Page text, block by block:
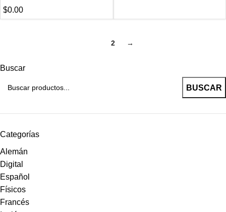
Buscar
BUSCAR
Categorías
Alemán
Digital
Español
Físicos
Francés
$0.00
2 →